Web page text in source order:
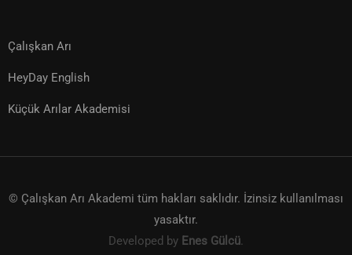
Çalışkan Arı
HeyDay English
Küçük Arılar Akademisi
© Çalışkan Arı Akademi tüm hakları saklıdır. İzinsiz kullanılması
yasaktır.
Developed by Enes Gülcü.